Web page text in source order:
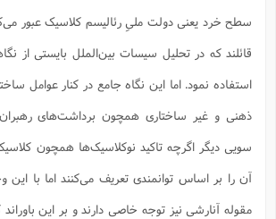
سطح خرد یعنی دولت ملیِ رئالیسم کلاسیک عبور
قائلند که در تحلیل سیسات بین‌الملل بایستی از
استفاده نمود. اما این نگاه جامع در کنار عوامل
ذهنی و غیر ساختاری همچون برداشت‌های رهبران
سویی دیگر اگرچه تاکید نوکلاسیک‌ها همچون
آن را بر اساس توانمندی تعریف می‌کنند اما با این
مقوله آنارشی نیز توجه خاصی دارند و بر این باوراند